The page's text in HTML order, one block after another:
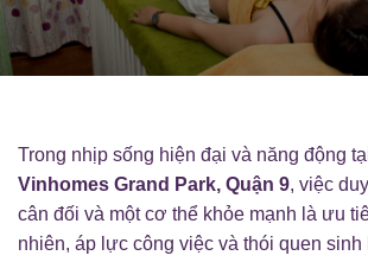
Trong nhịp sống hiện đại và năng động
Vinhomes Grand Park, Quận 9, việc
cân đối và một cơ thể khỏe mạnh là ưu
nhiên, áp lực công việc và thói quen sinh